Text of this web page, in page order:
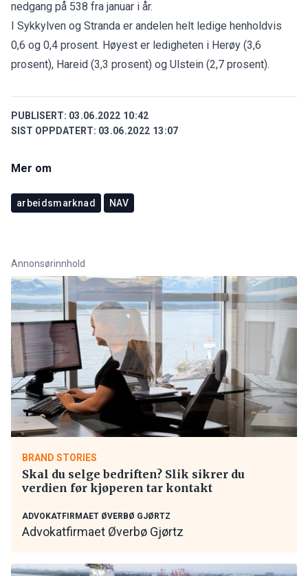
nedgang på 538 fra januar i år.
I Sykkylven og Stranda er andelen helt ledige henholdvis
0,6 og 0,4 prosent. Høyest er ledigheten i Herøy (3,6
prosent), Hareid (3,3 prosent) og Ulstein (2,7 prosent).
PUBLISERT: 03.06.2022 10:42
SIST OPPDATERT: 03.06.2022 13:07
Mer om
arbeidsmarknad NAV
Annonsørinnhold
BRAND STORIES
Skal du selge bedriften? Slik sikrer du
verdien før kjøperen tar kontakt
ADVOKATFIRMAET ØVERBØ GJØRTZ
Advokatfirmaet Øverbø Gjørtz